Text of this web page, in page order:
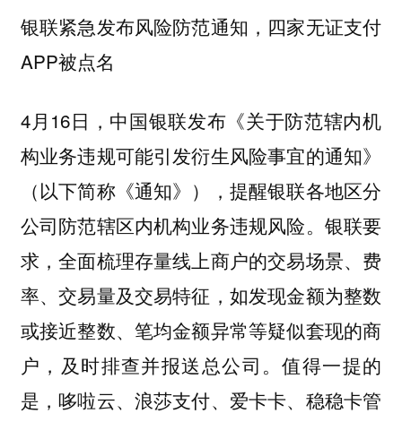
银联紧急发布风险防范通知，四家无证支付
APP被点名
4月16日，中国银联发布《关于防范辖内机
构业务违规可能引发衍生风险事宜的通知》
（以下简称《通知》），提醒银联各地区分
公司防范辖区内机构业务违规风险。银联要
求，全面梳理存量线上商户的交易场景、费
率、交易量及交易特征，如发现金额为整数
或接近整数、笔均金额异常等疑似套现的商
户，及时排查并报送总公司。值得一提的
是，哆啦云、浪莎支付、爱卡卡、稳稳卡管